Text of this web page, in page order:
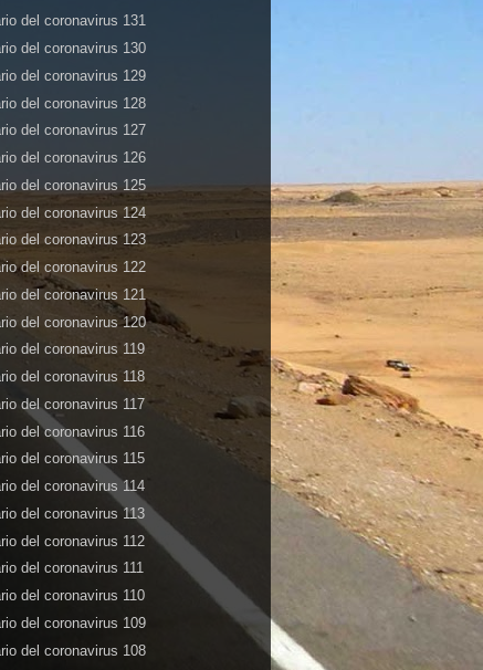
del coronavirus 131
del coronavirus 130
del coronavirus 129
del coronavirus 128
del coronavirus 127
del coronavirus 126
del coronavirus 125
del coronavirus 124
del coronavirus 123
del coronavirus 122
del coronavirus 121
del coronavirus 120
del coronavirus 119
del coronavirus 118
del coronavirus 117
del coronavirus 116
del coronavirus 115
del coronavirus 114
del coronavirus 113
del coronavirus 112
del coronavirus 111
del coronavirus 110
del coronavirus 109
del coronavirus 108